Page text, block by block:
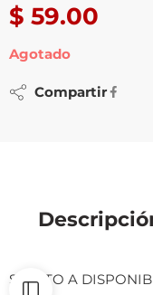
$ 59.00
Agotado
Compartir
SUJETO A